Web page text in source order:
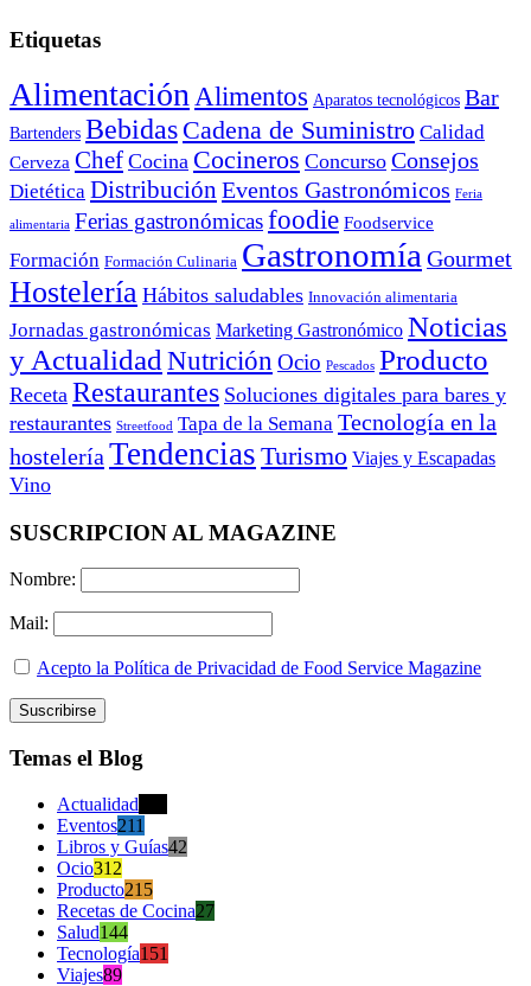
Etiquetas
Alimentación Alimentos Aparatos tecnológicos Bar
Bartenders Bebidas Cadena de Suministro Calidad
Cerveza Chef Cocina Cocineros Concurso Consejos
Dietética Distribución Eventos Gastronómicos Feria
alimentaria Ferias gastronómicasfoodie Foodservice
Formación Formación Culinaria Gastronomía Gourmet
Hostelería Hábitos saludables Innovación alimentaria
Jornadas gastronómicas Marketing Gastronómico Noticias
y Actualidad Nutrición Ocio Pescados Producto
Receta Restaurantes Soluciones digitales para bares y
restaurantes Streetfood Tapa de la Semana Tecnología en la
hostelería Tendencias Turismo Viajes y Escapadas
Vino
SUSCRIPCION AL MAGAZINE
Nombre:
Mail:
Acepto la Política de Privacidad de Food Service Magazine
Temas el Blog
Actualidad
Eventos211
Libros y Guías42
Ocio312
Producto215
Recetas de Cocina27
Salud144
Tecnología151
Viajes89